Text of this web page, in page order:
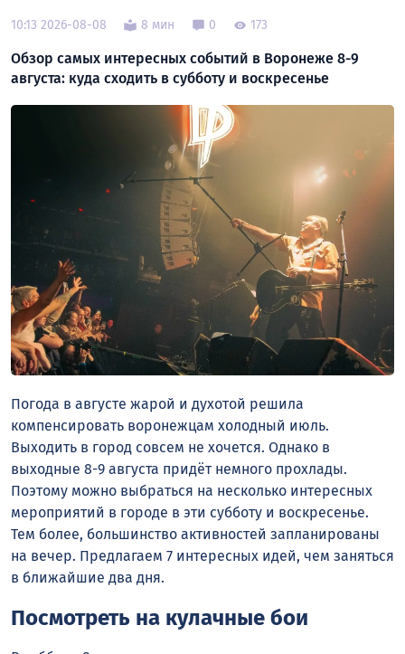
10:13 2026-08-08 8 мин 0 173
Обзор самых интересных событий в Воронеже 8-9
августа: куда сходить в субботу и воскресенье
Погода в августе жарой и духотой решила
компенсировать воронежцам холодный июль.
Выходить в город совсем не хочется. Однако в
выходные 8-9 августа придёт немного прохлады.
Поэтому можно выбраться на несколько интересных
мероприятий в городе в эти субботу и воскресенье.
Тем более, большинство активностей запланированы
на вечер. Предлагаем 7 интересных идей, чем заняться
в ближайшие два дня.
Посмотреть на кулачные бои